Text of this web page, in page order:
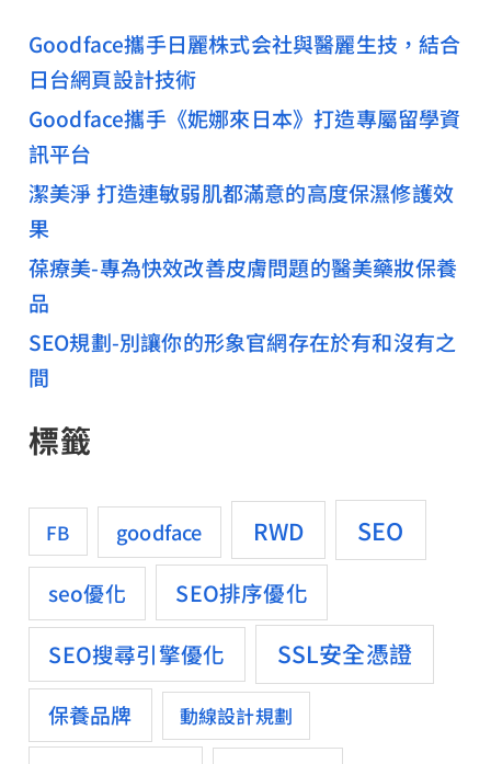
Goodface攜手日麗株式会社與醫麗生技，結合
日台網頁設計技術
Goodface攜手《妮娜來日本》打造專屬留學資
訊平台
潔美淨 打造連敏弱肌都滿意的高度保濕修護效
果
葆療美-專為快效改善皮膚問題的醫美藥妝保養
品
SEO規劃-別讓你的形象官網存在於有和沒有之
間
標籤
FB goodface RWD SEO
seo優化
SEO排序優化
SEO搜尋引擎優化
SSL安全憑證
保養品牌 動線設計規劃